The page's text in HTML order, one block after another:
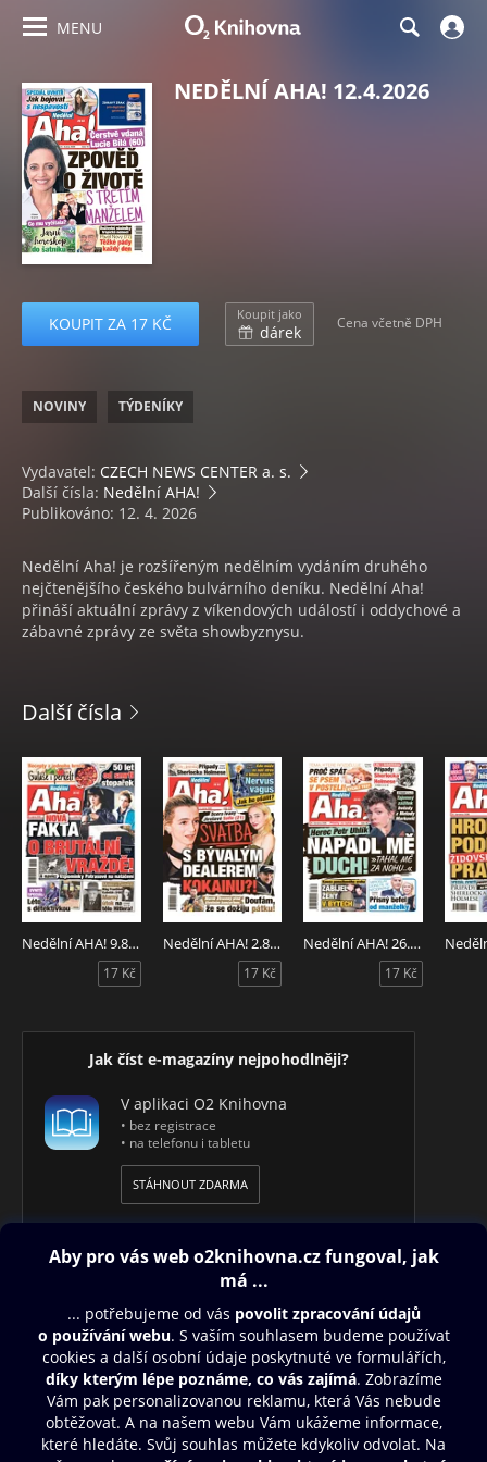
MENU
NEDĚLNÍ AHA! 12.4.2026
KOUPIT ZA 17 KČ Koupit jako
dárek Cena včetně DPH
NOVINY TÝDENÍKY
Vydavatel: CZECH NEWS CENTER a. s.
Další čísla: Nedělní AHA!
Publikováno: 12. 4. 2026
Nedělní Aha! je rozšířeným nedělním vydáním druhého
nejčtenějšího českého bulvárního deníku. Nedělní Aha!
přináší aktuální zprávy z víkendových událostí i oddychové a
zábavné zprávy ze světa showbyznysu.
Další čísla
Nedělní AHA! 9.8.2026
17 Kč
Nedělní AHA! 2.8.2026
17 Kč
Nedělní AHA! 26.7.2026
17 Kč
Jak číst e-magazíny nejpohodlněji?
V aplikaci O2 Knihovna
• bez registrace
• na telefonu i tabletu
STÁHNOUT ZDARMA
Obsah ke stažení
Moje O2 Knihovna
Další zábava